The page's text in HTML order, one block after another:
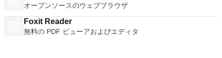
オープンソースのウェブブラウザ
Foxit Reader
無料の PDF ビューアおよびエディタ